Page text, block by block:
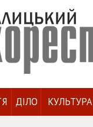
ДІЛО КУЛЬТУРА